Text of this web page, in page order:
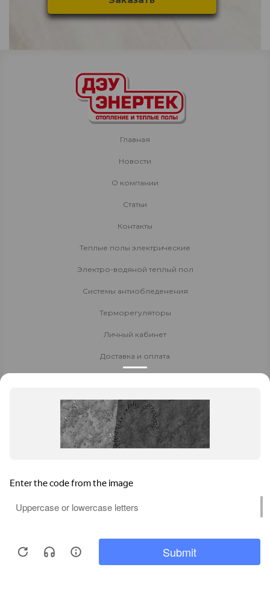
Главная
Новости
О компании
Статьи
Контакты
Теплые полы электрические
Электро-водяной теплый пол
Системы антиобледенения
Терморегуляторы
Личный кабинет
Доставка и оплата
Политика конфиденциальности
Контакты
8 800 700-80-40
Заказать звонок
impoex@bk.ru